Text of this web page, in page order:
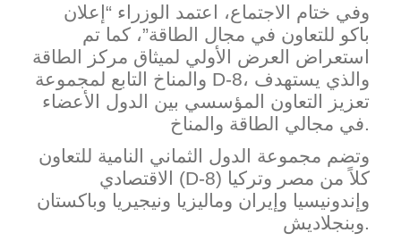
وفي ختام الاجتماع، اعتمد الوزراء “إعلان
باكو للتعاون في مجال الطاقة”، كما تم
استعراض العرض الأولي لميثاق مركز الطاقة
D-8، والذي يستهدف
تعزيز التعاون المؤسسي بين الدول الأعضاء
في مجالي الطاقة والمناخ.
وتضم مجموعة الدول الثماني النامية للتعاون
الاقتصادي (D-8) كلاً من مصر وتركيا
وإندونيسيا وإيران وماليزيا ونيجيريا وباكستان
وبنجلاديش.